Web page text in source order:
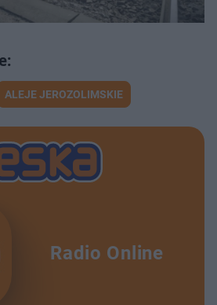
ALEJE JEROZOLIMSKIE
Radio Online